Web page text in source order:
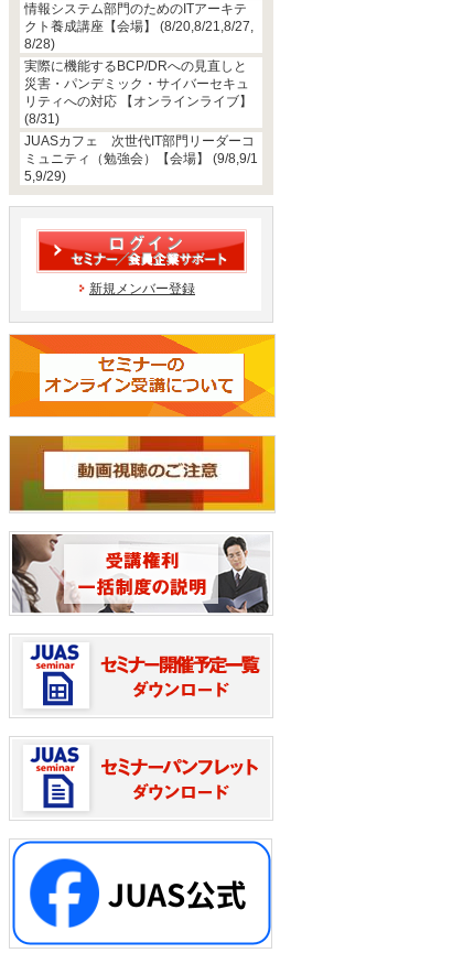
情報システム部門のためのITアーキテ
クト養成講座【会場】 (8/20,8/21,8/27,
8/28)
実際に機能するBCP/DRへの見直しと
災害・パンデミック・サイバーセキュ
リティへの対応 【オンラインライブ】
(8/31)
JUASカフェ 次世代IT部門リーダーコ
ミュニティ（勉強会）【会場】 (9/8,9/1
5,9/29)
新規メンバー登録